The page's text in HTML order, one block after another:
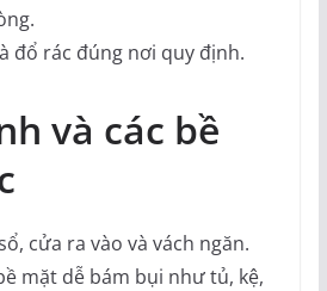
đổ rác đúng nơi quy định.
và các bề
cửa ra vào và vách ngăn.
mặt dễ bám bụi như tủ, kệ,